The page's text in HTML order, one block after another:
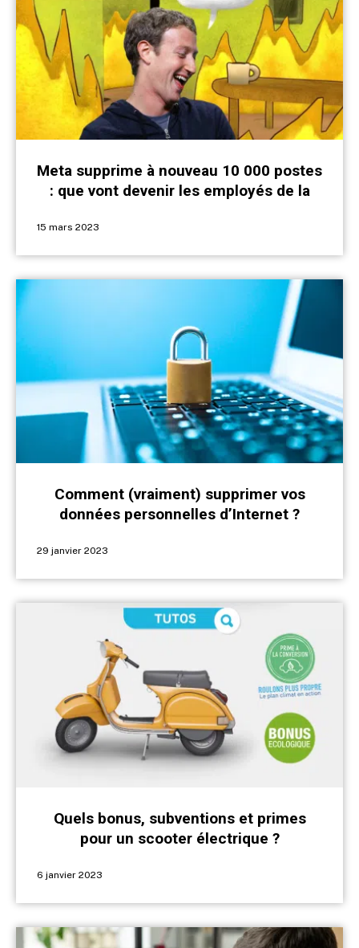
Meta supprime à nouveau 10 000 postes
: que vont devenir les employés de la
15 mars 2023
Comment (vraiment) supprimer vos
données personnelles d’Internet ?
29 janvier 2023
Quels bonus, subventions et primes
pour un scooter électrique ?
6 janvier 2023